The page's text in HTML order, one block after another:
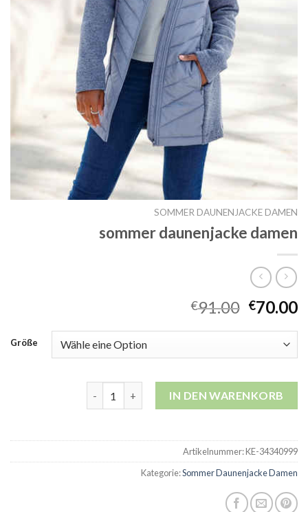
SOMMER DAUNENJACKE DAMEN
sommer daunenjacke damen
€91.00 €70.00
Größe
IN DEN WARENKORB
Artikelnummer:KE-34340999
Kategorie:Sommer Daunenjacke Damen